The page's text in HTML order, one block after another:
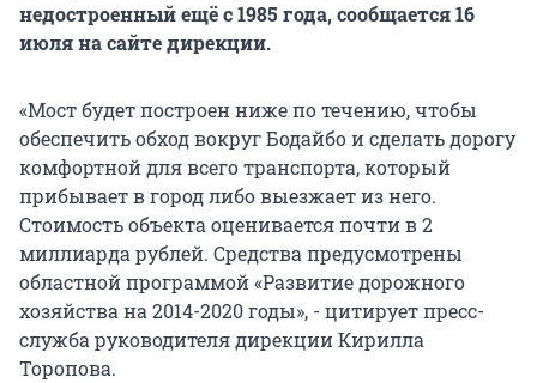
недостроенный ещё с 1985 года, сообщается 16
июля на сайте дирекции.
«Мост будет построен ниже по течению, чтобы
обеспечить обход вокруг Бодайбо и сделать дорогу
комфортной для всего транспорта, который
прибывает в город либо выезжает из него.
Стоимость объекта оценивается почти в 2
миллиарда рублей. Средства предусмотрены
областной программой «Развитие дорожного
хозяйства на 2014-2020 годы», - цитирует пресс-
служба руководителя дирекции Кирилла
Торопова.